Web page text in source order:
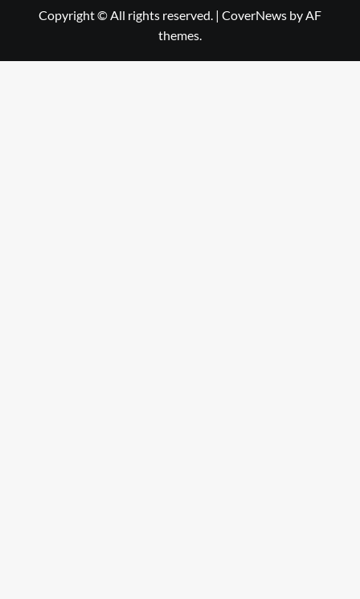
Copyright © All rights reserved. | CoverNews by AF
themes.